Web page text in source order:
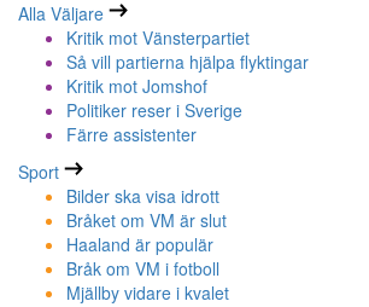
Alla Väljare
Kritik mot Vänsterpartiet
Så vill partierna hjälpa flyktingar
Kritik mot Jomshof
Politiker reser i Sverige
Färre assistenter
Sport
Bilder ska visa idrott
Bråket om VM är slut
Haaland är populär
Bråk om VM i fotboll
Mjällby vidare i kvalet